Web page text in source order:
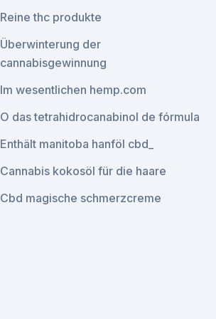
Reine thc produkte
Überwinterung der
cannabisgewinnung
Im wesentlichen hemp.com
O das tetrahidrocanabinol de fórmula
Enthält manitoba hanföl cbd_
Cannabis kokosöl für die haare
Cbd magische schmerzcreme